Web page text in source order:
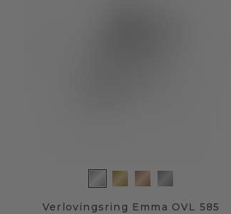
Verlovingsring Emma OVL 585